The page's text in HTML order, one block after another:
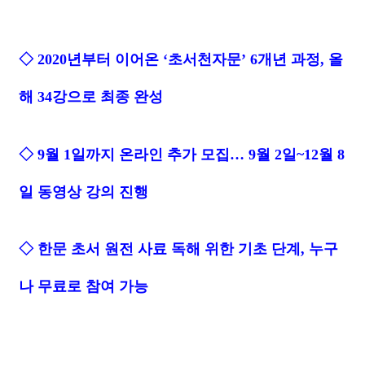
◇ 2020년부터 이어온 ‘초서천자문’ 6개년 과정, 올
해 34강으로 최종 완성
◇ 9월 1일까지 온라인 추가 모집… 9월 2일~12월 8
일 동영상 강의 진행
◇ 한문 초서 원전 사료 독해 위한 기초 단계, 누구
나 무료로 참여 가능